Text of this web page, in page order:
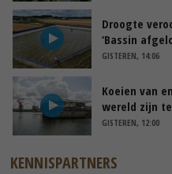
Droogte
‘Bassin
GISTEREN, 14:06
Koeien van
wereld zijn
GISTEREN, 12:00
KENNISPARTNERS